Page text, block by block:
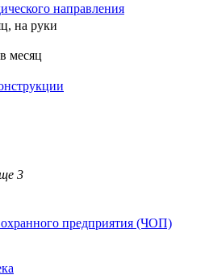
направления
на руки
месяц
3
охранного предприятия (ЧОП)